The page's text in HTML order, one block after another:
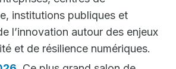
institutions publiques et
l’innovation autour des enjeux
et de résilience numériques.